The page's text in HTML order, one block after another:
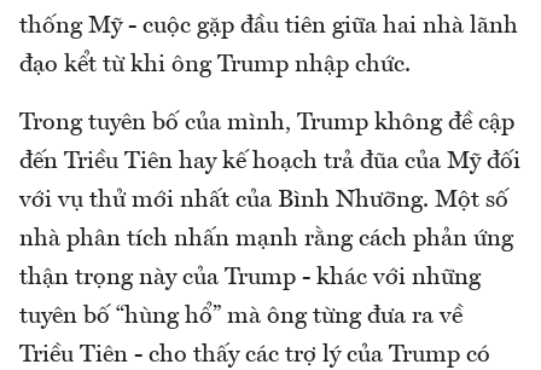
thống Mỹ - cuộc gặp đầu tiên giữa hai nhà lãnh
đạo kểt từ khi ông Trump nhập chức.
Trong tuyên bố của mình, Trump không đề cập
đến Triều Tiên hay kế hoạch trả đũa của Mỹ đối
với vụ thử mới nhất của Bình Nhưỡng. Một số
nhà phân tích nhấn mạnh rằng cách phản ứng
thận trọng này của Trump - khác với những
tuyên bố “hùng hổ” mà ông từng đưa ra về
Triều Tiên - cho thấy các trợ lý của Trump có